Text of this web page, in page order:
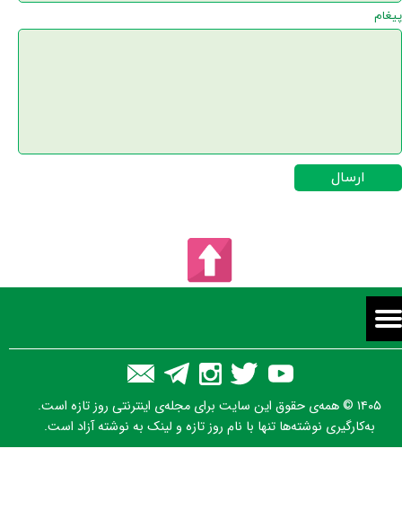
پیغام
ارسال
۱۴۰۵ © همه‌ی حقوق این سایت برای مجله‌ی اینترنتی روز تازه است.
به‌کارگیری نوشته‌ها تنها با نام روز تازه و لینک به نوشته آزاد است.